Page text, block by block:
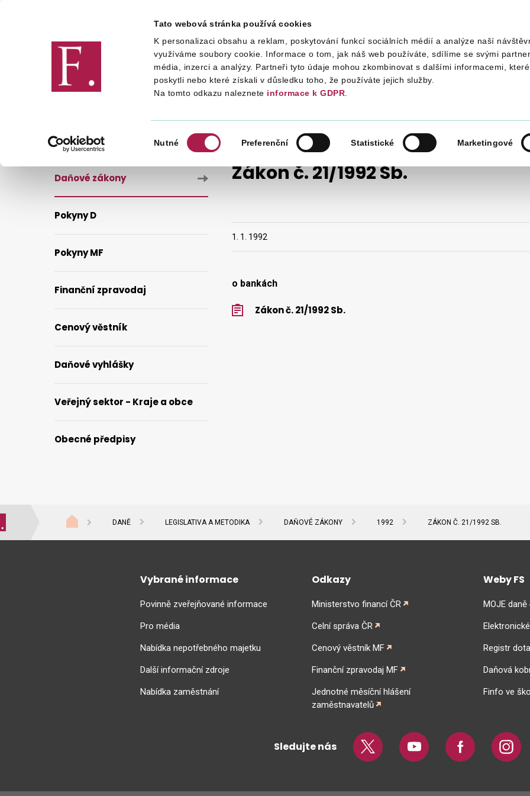
Tato webová stránka používá cookies
K personalizaci obsahu a reklam, poskytování funkcí sociálních médií a analýze naší
využíváme soubory cookie. Informace o tom, jak náš web používáte, sdílíme se svými
média, inzerci a analýzy. Partneři tyto údaje mohou zkombinovat s dalšími informacemi,
poskytli nebo které získali v důsledku toho, že používáte jejich služby.
Na tomto odkazu naleznete informace k GDPR.
souhlasu
Nutné Preferenční Statistické Marketingové
Finanční správa Daně Mezinárodní spolupráce
Zákon č. 21/1992 Sb.
1. 1. 1992
o bankách
Zákon č. 21/1992 Sb.
Daňové zákony
Pokyny D
Pokyny MF
Finanční zpravodaj
Cenový věstník
Daňové vyhlášky
Veřejný sektor - Kraje a obce
Obecné předpisy
DANĚ LEGISLATIVA A METODIKA DAŇOVÉ ZÁKONY 1992 ZÁKON Č. 21/1992 SB.
Vybrané informace
Povinně zveřejňované informace
Pro média
Nabídka nepotřebného majetku
Další informační zdroje
Nabídka zaměstnání
Odkazy
Ministerstvo financí ČR
Celní správa ČR
Cenový věstník MF
Finanční zpravodaj MF
Jednotné měsíční hlášení
zaměstnavatelů
Weby FS
MOJE daně
Registr
Daňová
Finfo ve
Sledujte nás Twitter Youtube Facebook